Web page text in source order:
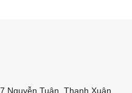
Nguyễn Tuân, Thanh Xuân,